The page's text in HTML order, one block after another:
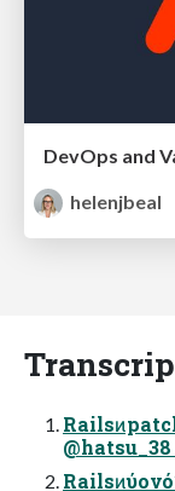
helenjbeal